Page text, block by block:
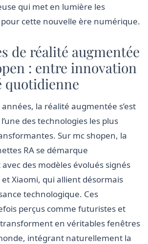
qui met en lumière les
cette nouvelle ère numérique.
de réalité augmentée
: entre innovation
quotidienne
la réalité augmentée s’est
des technologies les plus
Sur mc shopen, la
RA se démarque
des modèles évolués signés
Xiaomi, qui allient désormais
technologique. Ces
perçus comme futuristes et
en véritables fenêtres
intégrant naturellement la